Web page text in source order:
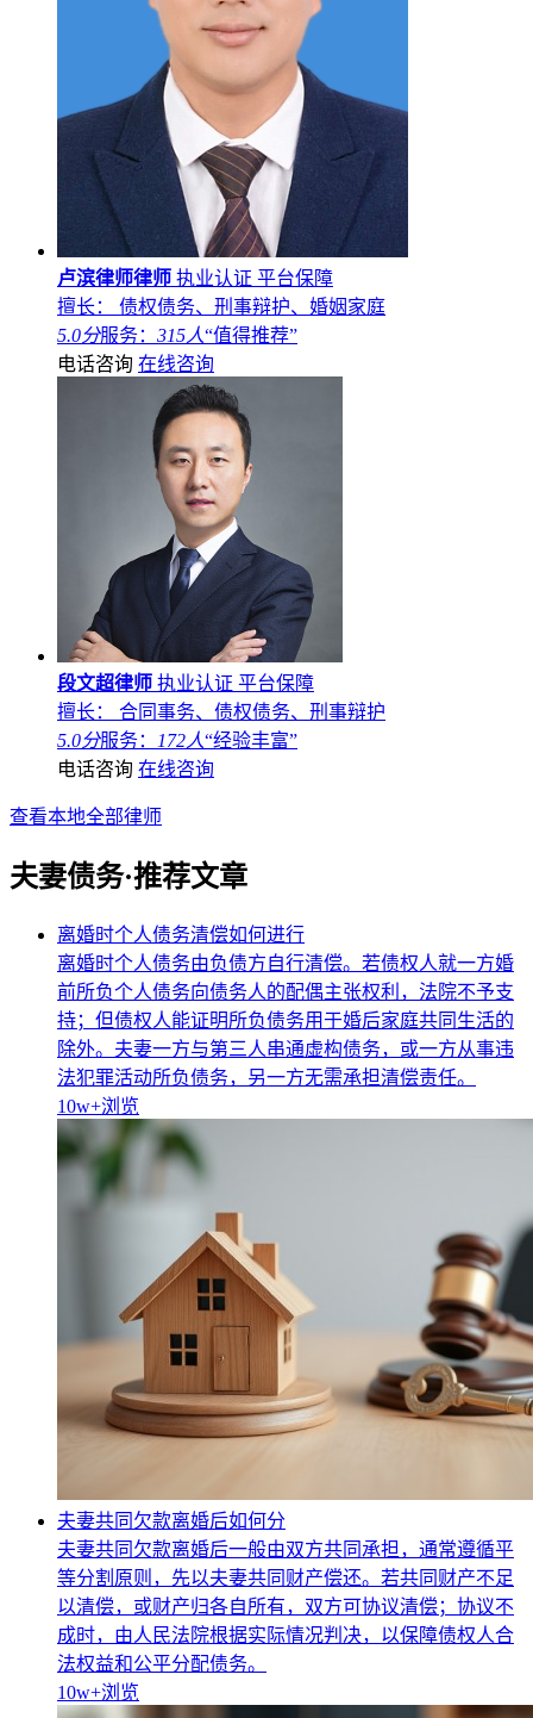
卢滨律师律师 执业认证 平台保障
擅长： 债权债务、刑事辩护、婚姻家庭
5.0分服务： 315人“值得推荐”
电话咨询 在线咨询
段文超律师 执业认证 平台保障
擅长： 合同事务、债权债务、刑事辩护
5.0分服务： 172人“经验丰富”
电话咨询 在线咨询
查看本地全部律师
夫妻债务·推荐文章
离婚时个人债务清偿如何进行
离婚时个人债务由负债方自行清偿。若债权人就一方婚
前所负个人债务向债务人的配偶主张权利，法院不予支
持；但债权人能证明所负债务用于婚后家庭共同生活的
除外。夫妻一方与第三人串通虚构债务，或一方从事违
法犯罪活动所负债务，另一方无需承担清偿责任。
10w+浏览
夫妻共同欠款离婚后如何分
夫妻共同欠款离婚后一般由双方共同承担，通常遵循平
等分割原则，先以夫妻共同财产偿还。若共同财产不足
以清偿，或财产归各自所有，双方可协议清偿；协议不
成时，由人民法院根据实际情况判决，以保障债权人合
法权益和公平分配债务。
10w+浏览